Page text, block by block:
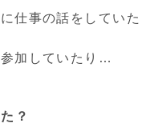
仕事の話をしていた
加していたり…
？